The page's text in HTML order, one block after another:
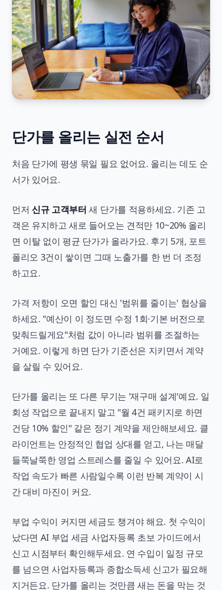
단가를 올리는 실전 순서
처음 단가에 평생 묶일 필요 없어요. 올리는 데도 순
서가 있어요.
먼저 신규 고객부터 새 단가를 적용하세요. 기존 고
객은 유지하고 새로 들어오는 견적만 10~20% 올리
면 이탈 없이 평균 단가가 올라가요. 후기 5개, 포트
폴리오 3건이 쌓이면 그때 노출가를 한 번 더 조정
하고요.
가격 저항이 오면 할인 대신 '범위를 줄이는' 협상을
하세요. "예산이 이 정도면 수정 1회·기본 버전으로
맞춰드릴게요"처럼 값이 아니라 범위를 조절하는
거예요. 이렇게 하면 단가 기준선은 지키면서 계약
을 살릴 수 있어요.
단가를 올리는 또 다른 무기는 '재구매 설계'예요. 일
회성 작업으로 끝내지 말고 "월 4건 패키지로 하면
건당 10% 할인" 같은 정기 계약을 제안해보세요. 클
라이언트는 안정적인 협업 상대를 얻고, 나는 매달
들쭉날쭉한 영업 스트레스를 줄일 수 있어요. AI로
작업 속도가 빠른 사람일수록 이런 반복 계약이 시
간 대비 마진이 커요.
부업 수익이 커지면 세금도 챙겨야 해요. 첫 수익이
났다면 AI 부업 세금 사업자등록 초보 가이드에서
신고 시점부터 확인해두세요. 연 수입이 일정 규모
를 넘으면 사업자등록과 종합소득세 신고가 필요해
지거든요. 단가를 올리는 것만큼 새는 돈을 막는 것